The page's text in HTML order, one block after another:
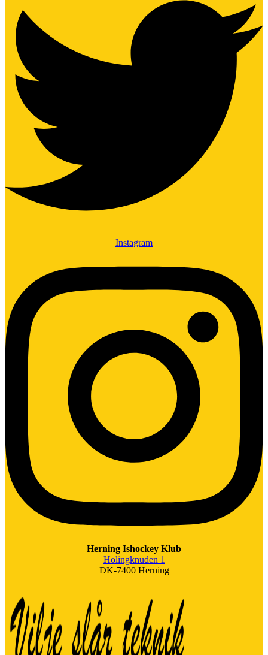
Instagram
Herning Ishockey Klub
Holingknuden 1
DK-7400 Herning